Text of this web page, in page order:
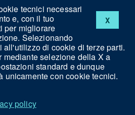
X
tecnici necessari
e, con il tuo
per migliorare
Selezionando
all'utilizzo di cookie di terze parti.
mediante selezione della X a
standard e dunque
unicamente con cookie tecnici.
policy
Powered by